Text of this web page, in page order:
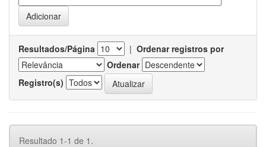
Resultados/Página | Ordenar registros por
Ordenar
Registro(s)
Resultado 1-1 de 1.